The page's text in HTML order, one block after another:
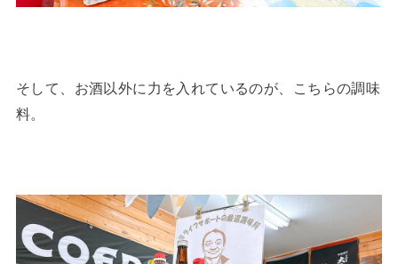
そして、お酒以外に力を入れているのが、こちらの調味
料。